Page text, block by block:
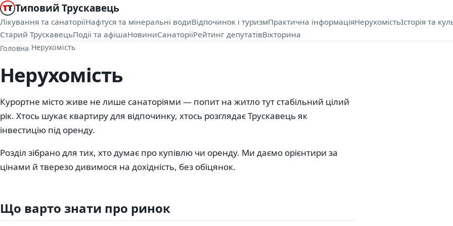
Типовий Трускавець
Лікування та санаторіїНафтуся та мінеральні водиВідпочинок і туризмПрактична інформаціяНерухомістьІсторія та
Старий ТрускавецьПодії та афішаНовиниСанаторіїРейтинг депутатівВікторина
Головна/Нерухомість
Нерухомість
Курортне місто живе не лише санаторіями — попит на житло тут стабільний цілий
рік. Хтось шукає квартиру для відпочинку, хтось розглядає Трускавець як
інвестицію під оренду.
Розділ зібрано для тих, хто думає про купівлю чи оренду. Ми даємо орієнтири за
цінами й тверезо дивимося на дохідність, без обіцянок.
Що варто знати про ринок